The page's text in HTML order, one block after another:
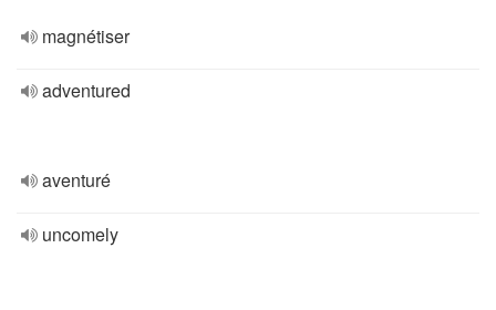
magnétiser
adventured
aventuré
uncomely